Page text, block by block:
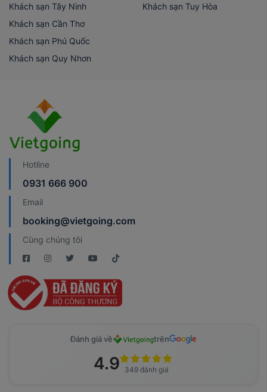
Khách sạn Tây Ninh
Khách sạn Cần Thơ
Khách sạn Phú Quốc
Khách sạn Quy Nhơn
Khách sạn Tuy Hòa
Hotline
0931 666 900
Email
booking@vietgoing.com
Cùng chúng tôi
Đánh giá về trên
4.9 349 đánh giá